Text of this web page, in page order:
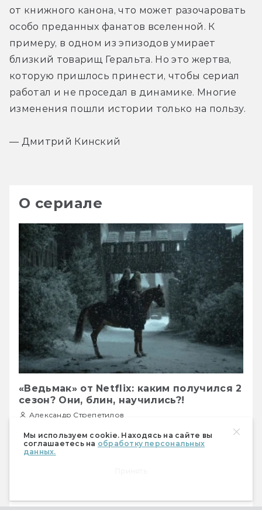
Мы используем cookie. Находясь на сайте вы
соглашаетесь на обработку персональных
данных.
от книжного канона, что может разочаровать
особо преданных фанатов вселенной. К
примеру, в одном из эпизодов умирает
близкий товарищ Геральта. Но это жертва,
которую пришлось принести, чтобы сериал
работал и не проседал в динамике. Многие
изменения пошли истории только на пользу.
— Дмитрий Кинский
О сериале
«Ведьмак» от Netflix: каким получился 2
сезон? Они, блин, научились?!
Александр Стрепетилов